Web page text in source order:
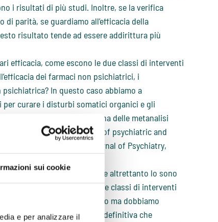
sui cookie
e per analizzare il
i risultati di più studi. Inoltre, se la verifica
parità, se guardiamo all’efficacia della
risultato tende ad essere addirittura più
efficacia, come escono le due classi di interventi
dei farmaci non psichiatrici, i
In questo caso abbiamo a
curare i disturbi somatici organici e gli
rigorosa di una rassegna delle metanalisi
(Putting the efficacy of psychiatric and
analyses. The British Journal of Psychiatry,
statistica tra loro pari sono e altrettanto lo sono
che pari tra loro sono le tre classi di interventi
con la logica del buon senso ma dobbiamo
manca ancora la verifica definitiva che